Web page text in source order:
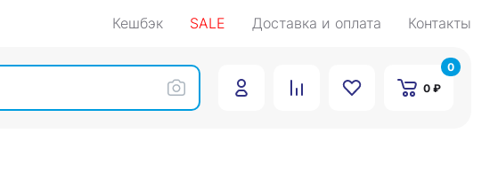
Кешбэк SALE Доставка и оплата Контакты
0 ₽
0